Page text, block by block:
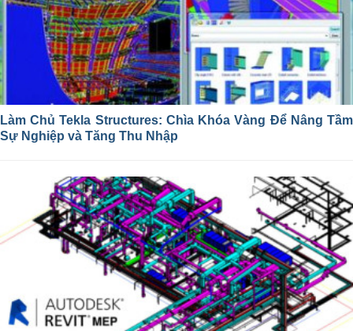
Làm Chủ Tekla Structures: Chìa Khóa Vàng Để Nâng Tầm
Sự Nghiệp và Tăng Thu Nhập